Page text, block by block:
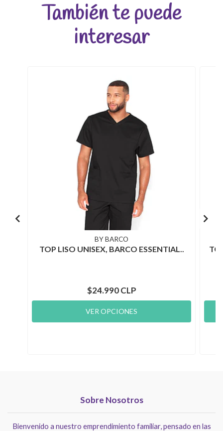
También te puede
interesar
BY BARCO
TOP LISO UNISEX, BARCO ESSENTIAL..
$24.990 CLP
VER OPCIONES
Sobre Nosotros
Bienvenido a nuestro emprendimiento familiar, pensado en las